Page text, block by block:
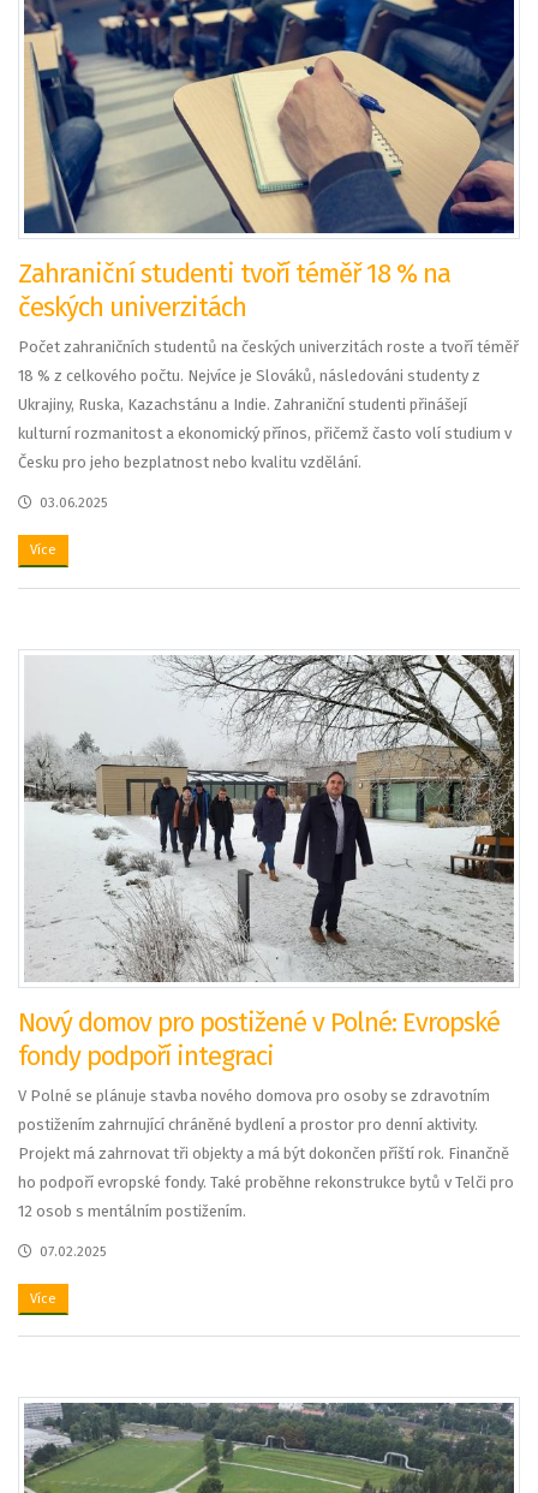
Zahraniční studenti tvoří téměř 18 % na
českých univerzitách
Počet zahraničních studentů na českých univerzitách roste a tvoří téměř
18 % z celkového počtu. Nejvíce je Slováků, následováni studenty z
Ukrajiny, Ruska, Kazachstánu a Indie. Zahraniční studenti přinášejí
kulturní rozmanitost a ekonomický přínos, přičemž často volí studium v
Česku pro jeho bezplatnost nebo kvalitu vzdělání.
03.06.2025
Více
Nový domov pro postižené v Polné: Evropské
fondy podpoří integraci
V Polné se plánuje stavba nového domova pro osoby se zdravotním
postižením zahrnující chráněné bydlení a prostor pro denní aktivity.
Projekt má zahrnovat tři objekty a má být dokončen příští rok. Finančně
ho podpoří evropské fondy. Také proběhne rekonstrukce bytů v Telči pro
12 osob s mentálním postižením.
07.02.2025
Více